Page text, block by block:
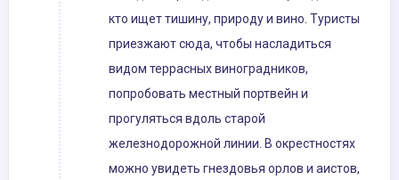
кто ищет тишину, природу и вино. Туристы
приезжают сюда, чтобы насладиться
видом террасных виноградников,
попробовать местный портвейн и
прогуляться вдоль старой
железнодорожной линии. В окрестностях
можно увидеть гнездовья орлов и аистов,